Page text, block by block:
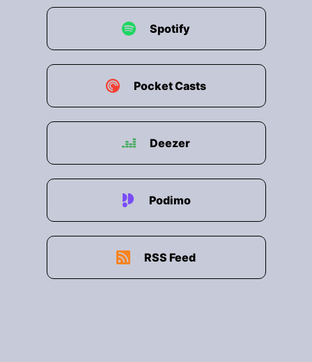
Spotify
Pocket Casts
Deezer
Podimo
RSS Feed